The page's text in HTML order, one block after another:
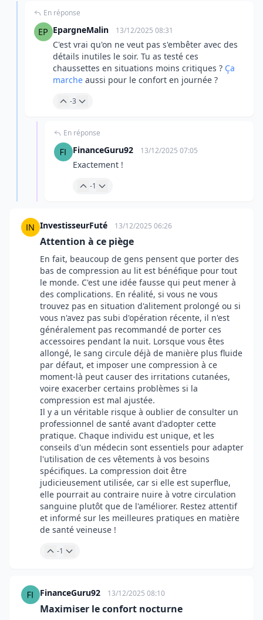
En réponse
EpargneMalin 13/12/2025 08:31
C'est vrai qu'on ne veut pas s'embêter avec des
détails inutiles le soir. Tu as testé ces
chaussettes en situations moins critiques ? Ça
marche aussi pour le confort en journée ?
-3
En réponse
FinanceGuru92 13/12/2025 07:05
Exactement !
-1
InvestisseurFuté 13/12/2025 06:26
Attention à ce piège
En fait, beaucoup de gens pensent que porter des
bas de compression au lit est bénéfique pour tout
le monde. C'est une idée fausse qui peut mener à
des complications. En réalité, si vous ne vous
trouvez pas en situation d'alitement prolongé ou si
vous n'avez pas subi d'opération récente, il n'est
généralement pas recommandé de porter ces
accessoires pendant la nuit. Lorsque vous êtes
allongé, le sang circule déjà de manière plus fluide
par défaut, et imposer une compression à ce
moment-là peut causer des irritations cutanées,
voire exacerber certains problèmes si la
compression est mal ajustée.
Il y a un véritable risque à oublier de consulter un
professionnel de santé avant d'adopter cette
pratique. Chaque individu est unique, et les
conseils d'un médecin sont essentiels pour adapter
l'utilisation de ces vêtements à vos besoins
spécifiques. La compression doit être
judicieusement utilisée, car si elle est superflue,
elle pourrait au contraire nuire à votre circulation
sanguine plutôt que de l'améliorer. Restez attentif
et informé sur les meilleures pratiques en matière
de santé veineuse !
-1
FinanceGuru92 13/12/2025 08:10
Maximiser le confort nocturne